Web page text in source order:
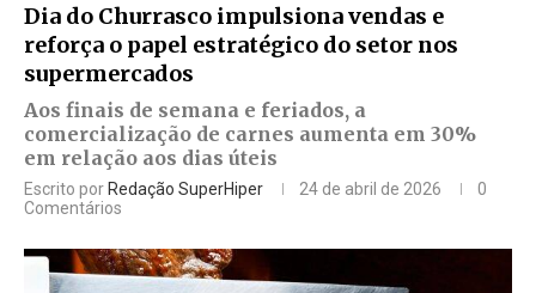
Dia do Churrasco impulsiona vendas e
reforça o papel estratégico do setor nos
supermercados
Aos finais de semana e feriados, a
comercialização de carnes aumenta em 30%
em relação aos dias úteis
Escrito porRedação SuperHiper 24 de abril de 2026
0
Comentários